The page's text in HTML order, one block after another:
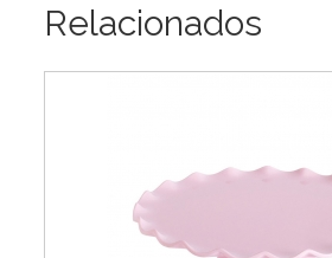
Relacionados